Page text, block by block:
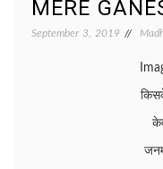
MERE
September 3, 2019